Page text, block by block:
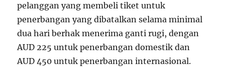
pelanggan yang membeli tiket untuk
penerbangan yang dibatalkan selama minimal
dua hari berhak menerima ganti rugi, dengan
AUD 225 untuk penerbangan domestik dan
AUD 450 untuk penerbangan internasional.